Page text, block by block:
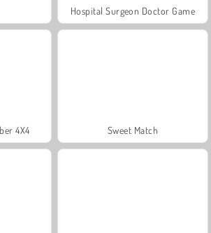
Hospital Surgeon Doctor Game
4X4 Sweet Match